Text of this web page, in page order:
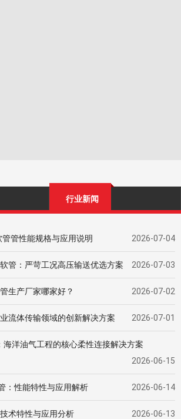
行业新闻
管性能规格与应用说明 2026-07-04
管：严苛工况高压输送优选方案 2026-07-03
生产厂家哪家好？ 2026-07-02
流体传输领域的创新解决方案 2026-07-01
海洋油气工程的核心柔性连接解决方案
2026-06-15
：性能特性与应用解析 2026-06-14
术特性与应用分析 2026-06-13